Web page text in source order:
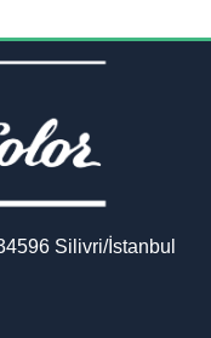
Silivri/İstanbul